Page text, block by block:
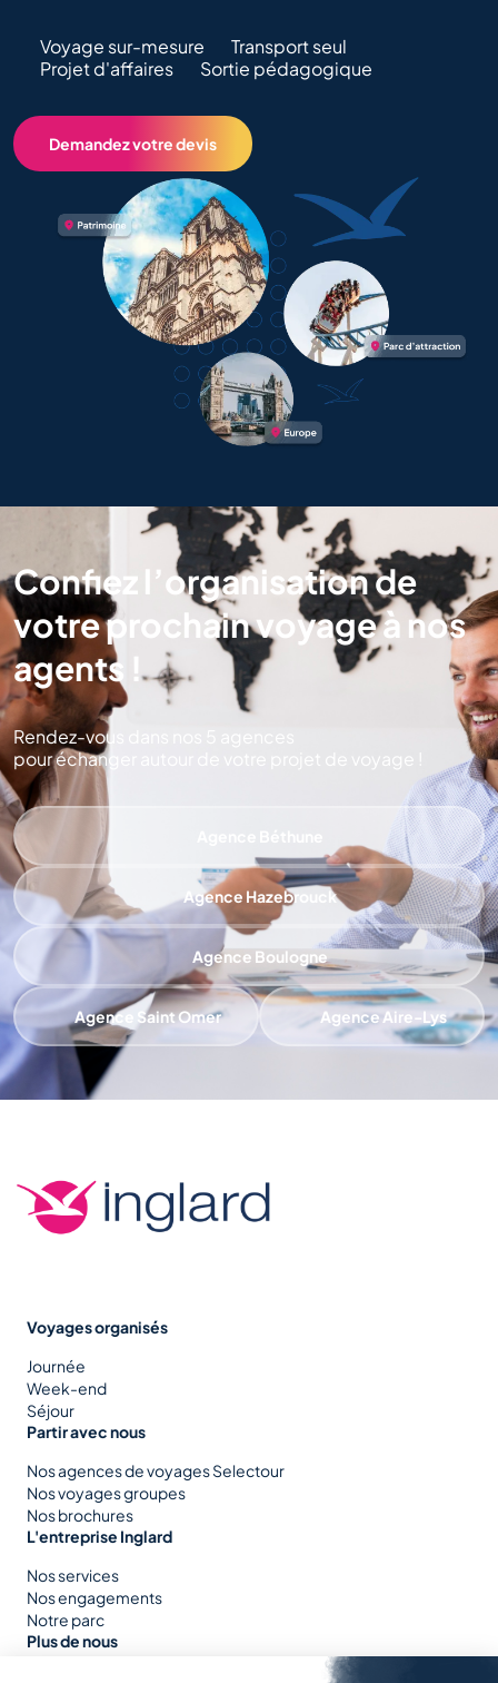
Voyage sur-mesure
Transport seul
Projet d'affaires
Sortie pédagogique
Demandez votre devis
Confiez l’organisation de
votre prochain voyage à nos
agents !
Rendez-vous dans nos 5 agences
pour échanger autour de votre projet de voyage !
Agence Hazebrouck
Agence Boulogne
Agence Saint Omer Agence Aire-Lys
Voyages organisés
Journée
Week-end
Séjour
Partir avec nous
Nos agences de voyages Selectour
Nos voyages groupes
Nos brochures
L'entreprise Inglard
Nos services
Nos engagements
Notre parc
Plus de nous